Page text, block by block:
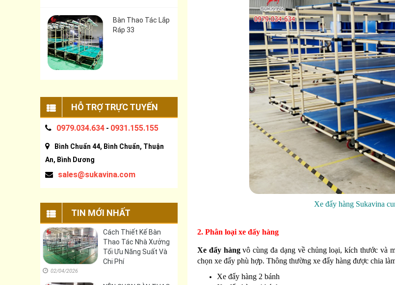
Xe đẩy hàng Sukavina
2. Phân loại xe đẩy hàng
Xe đẩy hàngvô cùng đa dạng về chủng loại, kích thước và
chọn xe đẩy phù hợp. Thông thường xe đẩy hàng được chia
Xe đẩy hàng 2 bánh
Bàn Thao Tác Lắp
Ráp 33
HỖ TRỢ TRỰC TUYẾN
0979.034.634 - 0931.155.155
Bình Chuẩn 44, Bình Chuẩn, Thuận
An, Bình Dương
sales@sukavina.com
TIN MỚI NHẤT
Cách Thiết Kế Bàn
Thao Tác Nhà Xưởng
Tối Ưu Năng Suất Và
Chi Phí
02/04/2026